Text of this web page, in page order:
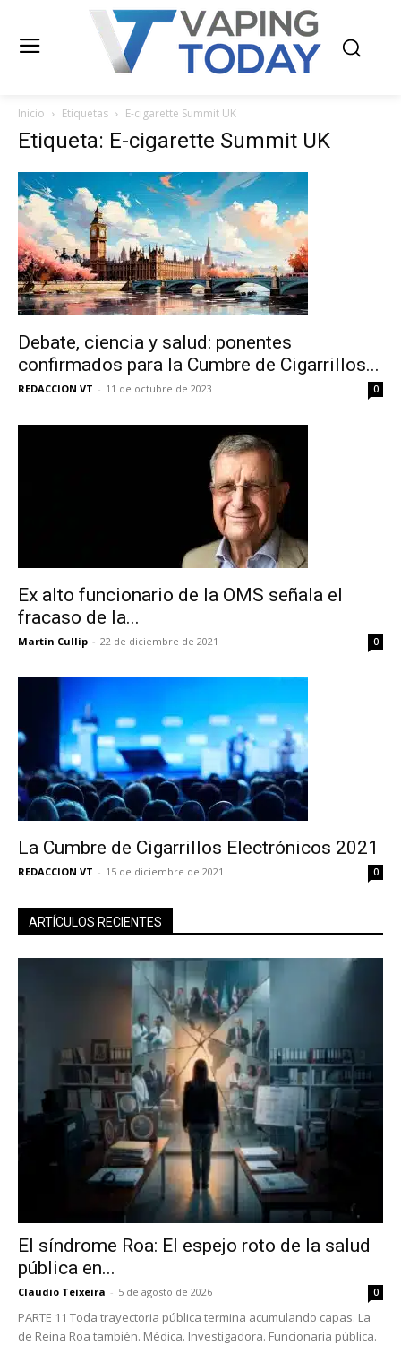
Inicio Etiquetas E-cigarette Summit UK
Etiqueta: E-cigarette Summit UK
Debate, ciencia y salud: ponentes
confirmados para la Cumbre de Cigarrillos...
REDACCION VT - 11 de octubre de 2023 0
Ex alto funcionario de la OMS señala el
fracaso de la...
Martin Cullip - 22 de diciembre de 2021 0
La Cumbre de Cigarrillos Electrónicos 2021
REDACCION VT - 15 de diciembre de 2021 0
ARTÍCULOS RECIENTES
El síndrome Roa: El espejo roto de la salud
pública en...
Claudio Teixeira - 5 de agosto de 2026 0
PARTE 11 Toda trayectoria pública termina acumulando capas. La
de Reina Roa también. Médica. Investigadora. Funcionaria pública.